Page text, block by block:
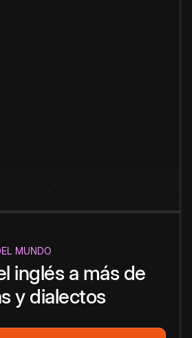
MUNDO
inglés a más de
y dialectos